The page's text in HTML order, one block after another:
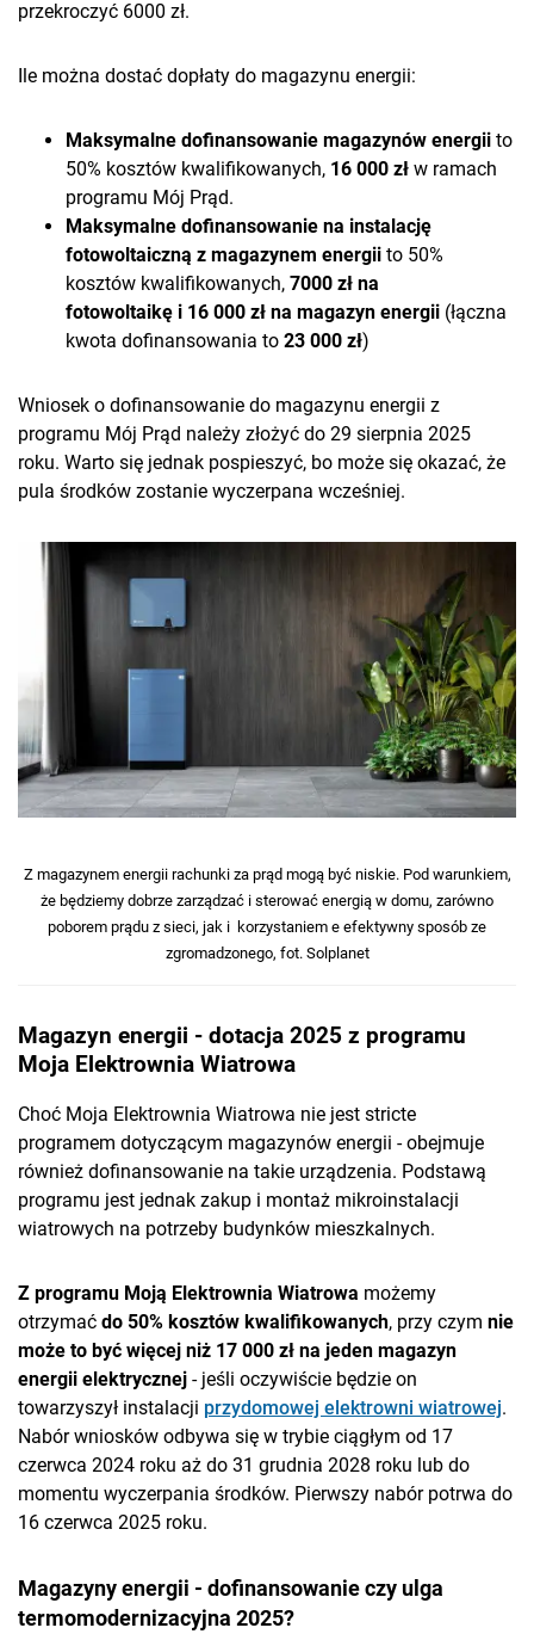
przekroczyć 6000 zł.
Ile można dostać dopłaty do magazynu energii:
Maksymalne dofinansowanie magazynów energii to
50% kosztów kwalifikowanych, 16 000 zł w ramach
programu Mój Prąd.
Maksymalne dofinansowanie na instalację
fotowoltaiczną z magazynem energii to 50%
kosztów kwalifikowanych, 7000 zł na
fotowoltaikę i 16 000 zł na magazyn energii (łączna
kwota dofinansowania to 23 000 zł)
Wniosek o dofinansowanie do magazynu energii z
programu Mój Prąd należy złożyć do 29 sierpnia 2025
roku. Warto się jednak pospieszyć, bo może się okazać, że
pula środków zostanie wyczerpana wcześniej.
Z magazynem energii rachunki za prąd mogą być niskie. Pod warunkiem,
że będziemy dobrze zarządzać i sterować energią w domu, zarówno
poborem prądu z sieci, jak i korzystaniem e efektywny sposób ze
zgromadzonego, fot. Solplanet
Magazyn energii - dotacja 2025 z programu
Moja Elektrownia Wiatrowa
Choć Moja Elektrownia Wiatrowa nie jest stricte
programem dotyczącym magazynów energii - obejmuje
również dofinansowanie na takie urządzenia. Podstawą
programu jest jednak zakup i montaż mikroinstalacji
wiatrowych na potrzeby budynków mieszkalnych.
Z programu Moją Elektrownia Wiatrowa możemy
otrzymać do 50% kosztów kwalifikowanych, przy czym nie
może to być więcej niż 17 000 zł na jeden magazyn
energii elektrycznej - jeśli oczywiście będzie on
towarzyszył instalacji przydomowej elektrowni wiatrowej.
Nabór wniosków odbywa się w trybie ciągłym od 17
czerwca 2024 roku aż do 31 grudnia 2028 roku lub do
momentu wyczerpania środków. Pierwszy nabór potrwa do
16 czerwca 2025 roku.
Magazyny energii - dofinansowanie czy ulga
termomodernizacyjna 2025?